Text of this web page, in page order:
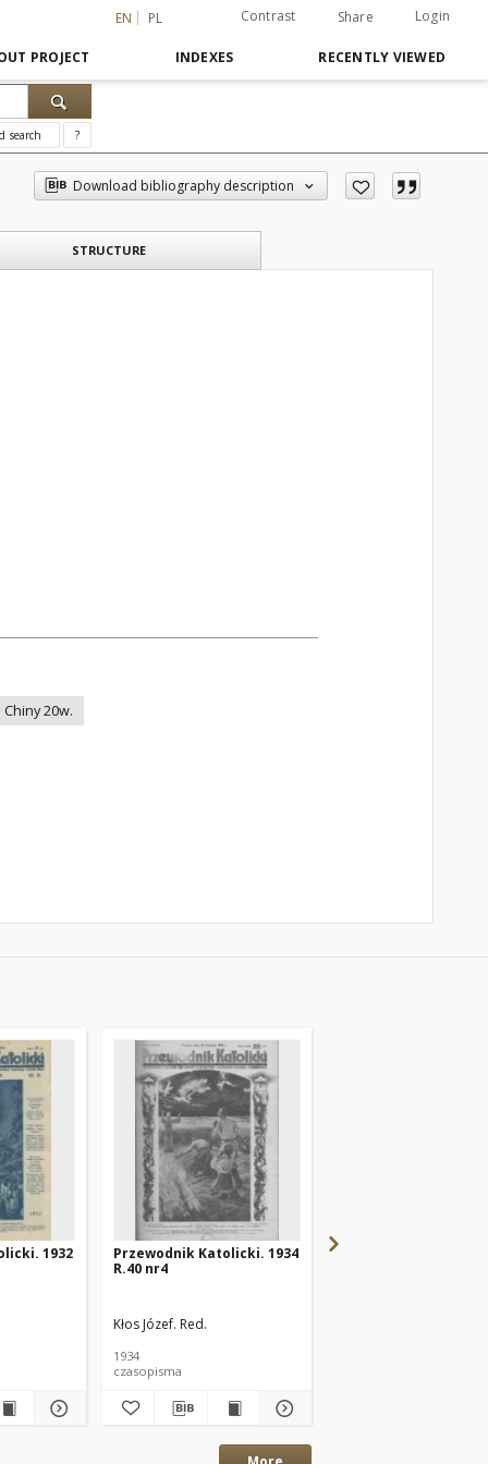
EN PL Contrast Share Login
PROJECT INDEXES RECENTLY VIEWED
search ?
Download bibliography description
STRUCTURE
Chiny 20w.
1932
Przewodnik Katolicki. 1934
R.40 nr4
Kłos Józef. Red.
1934
czasopisma